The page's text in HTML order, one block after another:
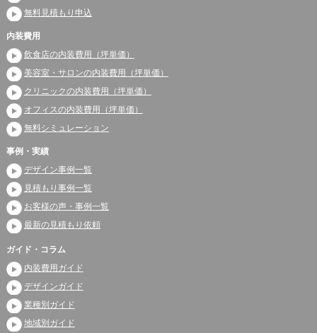
無料見積もり申込
内装費用
飲食店の内装費用（坪単価）
美容室・サロンの内装費用（坪単価）
クリニックの内装費用（坪単価）
オフィスの内装費用（坪単価）
無料シミュレーション
事例・実績
デザイン事例一覧
見積もり事例一覧
お客様の声・事例一覧
最新の見積もり依頼
ガイド・コラム
内装費用ガイド
デザインガイド
業種別ガイド
地域別ガイド